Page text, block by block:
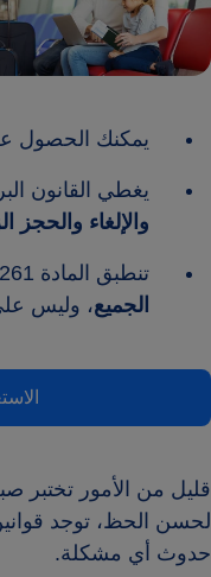
يمكنك الحصول
يغطي القانون
والإلغاء والحجز
تنطبق المادة 261 من قانون المملكة المتحدة
الجميع، وليس
قليل من الأمور تختبر
لحسن الحظ، توجد
حدوث أي مشكلة.